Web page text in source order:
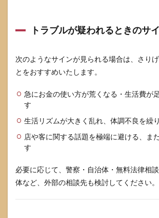
トラブルが疑われるときのサ
次のようなサインが見られる場合は、さり
とをおすすめいたします。
急にお金の使い方が荒くなる・生活費が
す
生活リズムが大きく乱れ、体調不良を繰
店や客に関する話題を極端に避ける、ま
す
必要に応じて、警察・自治体・無料法律相
体など、外部の相談先も検討してください。